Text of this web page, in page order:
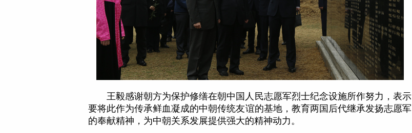
王毅感谢朝方为保护修缮在朝中国人民志愿军烈士纪念设施所作努力，表示
要将此作为传承鲜血凝成的中朝传统友谊的基地，教育两国后代继承发扬志愿军
的奉献精神，为中朝关系发展提供强大的精神动力。